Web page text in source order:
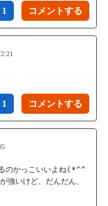
のかっこいいよね(*^^
いけど、だんだん、